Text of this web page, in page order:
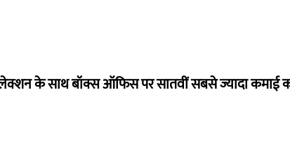
के साथ बॉक्स ऑफिस पर सातवीं सबसे ज्यादा कमाई